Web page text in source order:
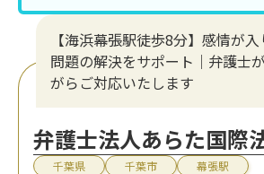
【海浜幕張駅徒歩8分】感情が
問題の解決をサポート｜弁護士
がらご対応いたします
弁護士法人あらた国際
千葉県 千葉市 幕張駅